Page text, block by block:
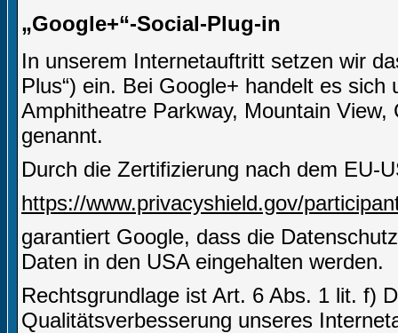
„Google+“-Social-Plug-in
In unserem Internetauftritt setzen wir
Plus“) ein. Bei Google+ handelt es
Amphitheatre Parkway, Mountain View,
genannt.
Durch die Zertifizierung nach dem EU-
https://www.privacyshield.gov/
garantiert Google, dass die
Daten in den USA eingehalten werden.
Rechtsgrundlage ist Art. 6 Abs. 1 lit. f)
Qualitätsverbesserung unseres